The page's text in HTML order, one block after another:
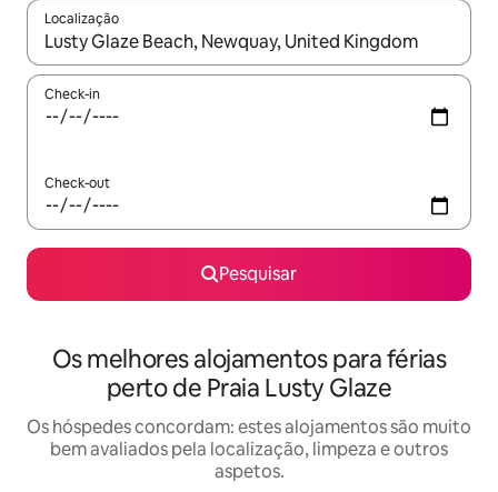
Localização
Quando os resultados estiverem disponíveis, navegue com
Check-in
Check-out
Pesquisar
Os melhores alojamentos para férias
perto de Praia Lusty Glaze
Os hóspedes concordam: estes alojamentos são muito
bem avaliados pela localização, limpeza e outros
aspetos.